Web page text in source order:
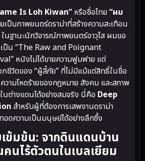
Is Loh Kiwan” หรือชื่อไทย“ผม
เป็นภาพยนตร์ดราม่าที่สร้างความสะเทือน
นฐานะนักวิจารณ์ภาพยนตร์อาวุโส ผมขอ
เป็น “The Raw and Poignant
หนังไม่ได้ขายความฟูมฟาย แต่
กชีวิตของ “ผู้ลี้ภัย” ที่ไม่มีแม้แต่สิทธิ์ในชื่อ
วามโหดร้ายของกฎหมาย สังคม และสภาพ
นต่างแดนได้อย่างสมจริง นี่คือ Deep
สำหรับผู้ที่ต้องการเสพงานดราม่า
อดความเป็นมนุษย์ได้อย่างลึกซึ้ง
ข้มข้น: จากดินแดนบ้าน
คนไร้ตัวตนในเบลเยียม